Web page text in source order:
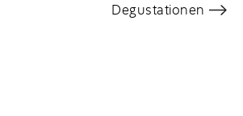
Degustationen